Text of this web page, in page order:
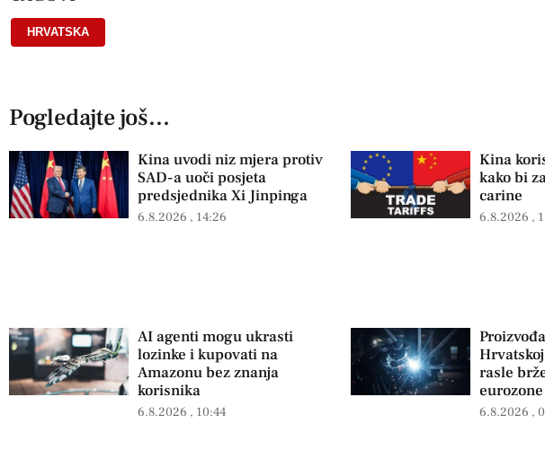
HRVATSKA
Pogledajte još...
Kina uvodi niz mjera protiv
SAD-a uoči posjeta
predsjednika Xi Jinpinga
6.8.2026 14:26
Kina
kako bi
carine
6.8.2026
AI agenti mogu ukrasti
lozinke i kupovati na
Amazonu bez znanja
korisnika
6.8.2026 10:44
rasle
eurozone
6.8.2026